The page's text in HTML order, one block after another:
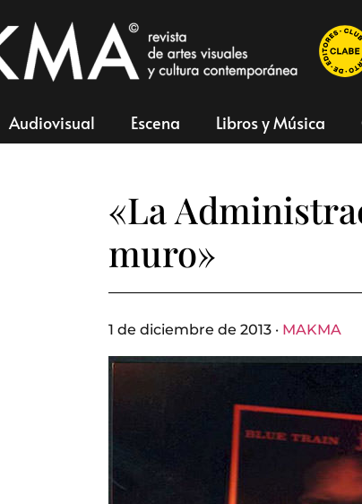
Audiovisual Escena Libros y Música
«La
muro»
1 de diciembre de 2013 · MAKMA